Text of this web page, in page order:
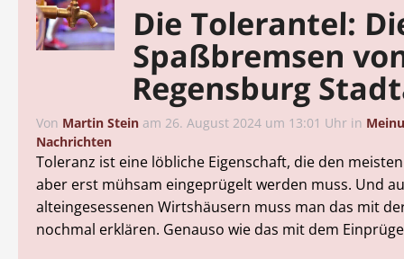
Die Tolerantel:
Spaßbremsen
Regensburg
Von Martin Stein am 26. August 2024 um 13:01 Uhr in
Nachrichten
Toleranz ist eine löbliche Eigenschaft, die den
aber erst mühsam eingeprügelt werden muss. Und
alteingesessenen Wirtshäusern muss man das mit
nochmal erklären. Genauso wie das mit dem